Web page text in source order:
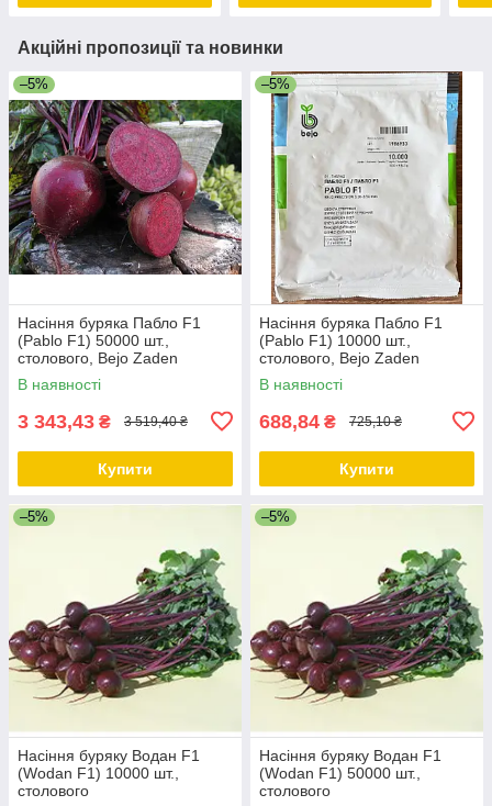
Акційні пропозиції та новинки
–5%
Насіння буряка Пабло F1
(Pablo F1) 50000 шт.,
столового, Bejo Zaden
В наявності
3 343,43 ₴ 3 519,40 ₴
Купити
–5%
Насіння буряка Пабло F1
(Pablo F1) 10000 шт.,
столового, Bejo Zaden
В наявності
688,84 ₴ 725,10 ₴
Купити
–5%
Насіння буряку Водан F1
(Wodan F1) 10000 шт.,
столового
–5%
Насіння буряку Водан F1
(Wodan F1) 50000 шт.,
столового